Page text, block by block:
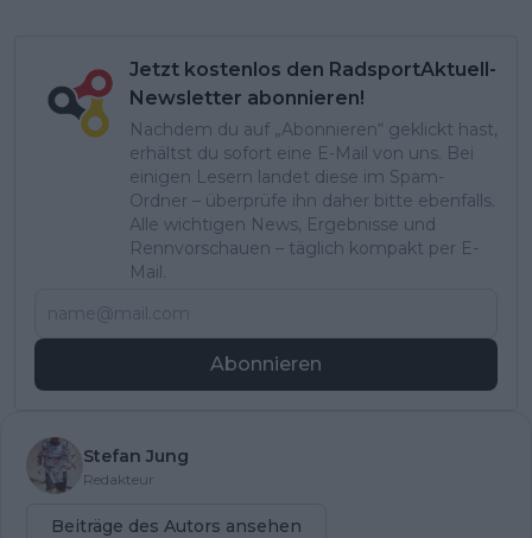
Jetzt kostenlos den RadsportAktuell-
Newsletter abonnieren!
Nachdem du auf „Abonnieren“ geklickt hast,
erhältst du sofort eine E-Mail von uns. Bei
einigen Lesern landet diese im Spam-
Ordner – überprüfe ihn daher bitte ebenfalls.
Alle wichtigen News, Ergebnisse und
Rennvorschauen – täglich kompakt per E-
Mail.
Abonnieren
Stefan Jung
Redakteur
Beiträge des Autors ansehen